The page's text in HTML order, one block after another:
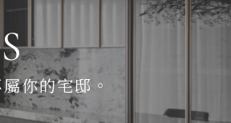
你的宅邸。